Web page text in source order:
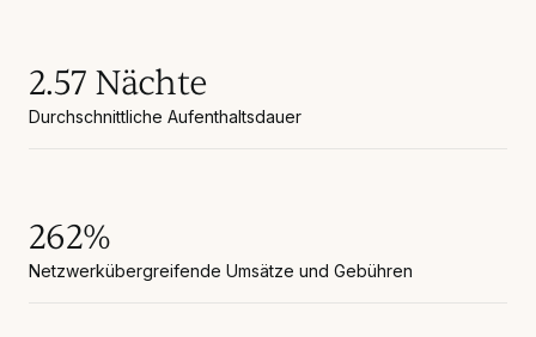
2.57 Nächte
Durchschnittliche Aufenthaltsdauer
262%
Netzwerkübergreifende Umsätze und Gebühren